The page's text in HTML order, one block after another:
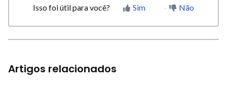
Isso foi útil para você? Sim Não
Artigos relacionados